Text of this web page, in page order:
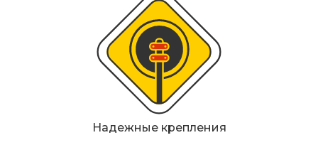
Сферические дорожные зеркала
Светофоры
Светодиодные светофоры T7
Надежные крепления